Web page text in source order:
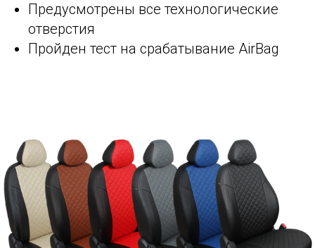
Предусмотрены все технологические
отверстия
Пройден тест на срабатывание AirBag